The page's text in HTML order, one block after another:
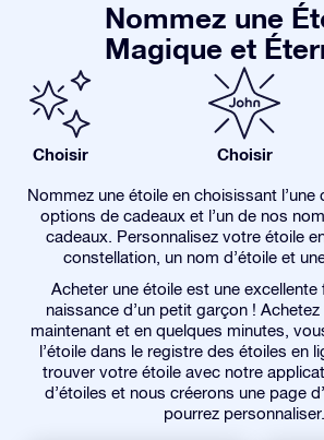
Nommez une
Magique et
Choisir Choisir
Nommez une étoile en choisissant l’une
options de cadeaux et l’un de nos
cadeaux. Personnalisez votre étoile
constellation, un nom d’étoile et
Acheter une étoile est une excellente
naissance d’un petit garçon !
maintenant et en quelques minutes,
l’étoile dans le registre des étoiles en
trouver votre étoile avec notre
d’étoiles et nous créerons une page
pourrez personnaliser.